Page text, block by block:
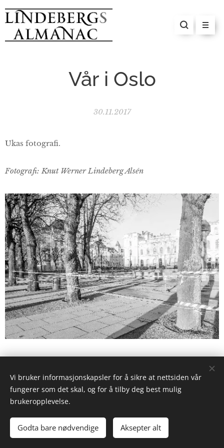
Vår i Oslo
30.11.2017
Ukas fotografi.
Fotografi: Knut Werner Lindeberg Alsén
© 2026 Lindebergs Almanac
Art, Culture and Travel
Informasjonskapsler
Vi bruker informasjonskapsler for å sikre at nettsiden vår
fungerer som det skal, og for å tilby deg best mulig
brukeropplevelse.
Godta bare nødvendige Aksepter alt